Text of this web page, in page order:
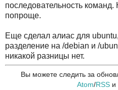
последовательность
попроще.
Еще сделал алиас для
разделение на /debian и /
никакой разницы нет.
Вы можете следить за
Atom/RSS и